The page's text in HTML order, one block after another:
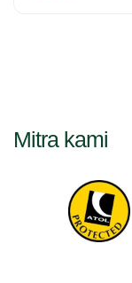
Mitra kami